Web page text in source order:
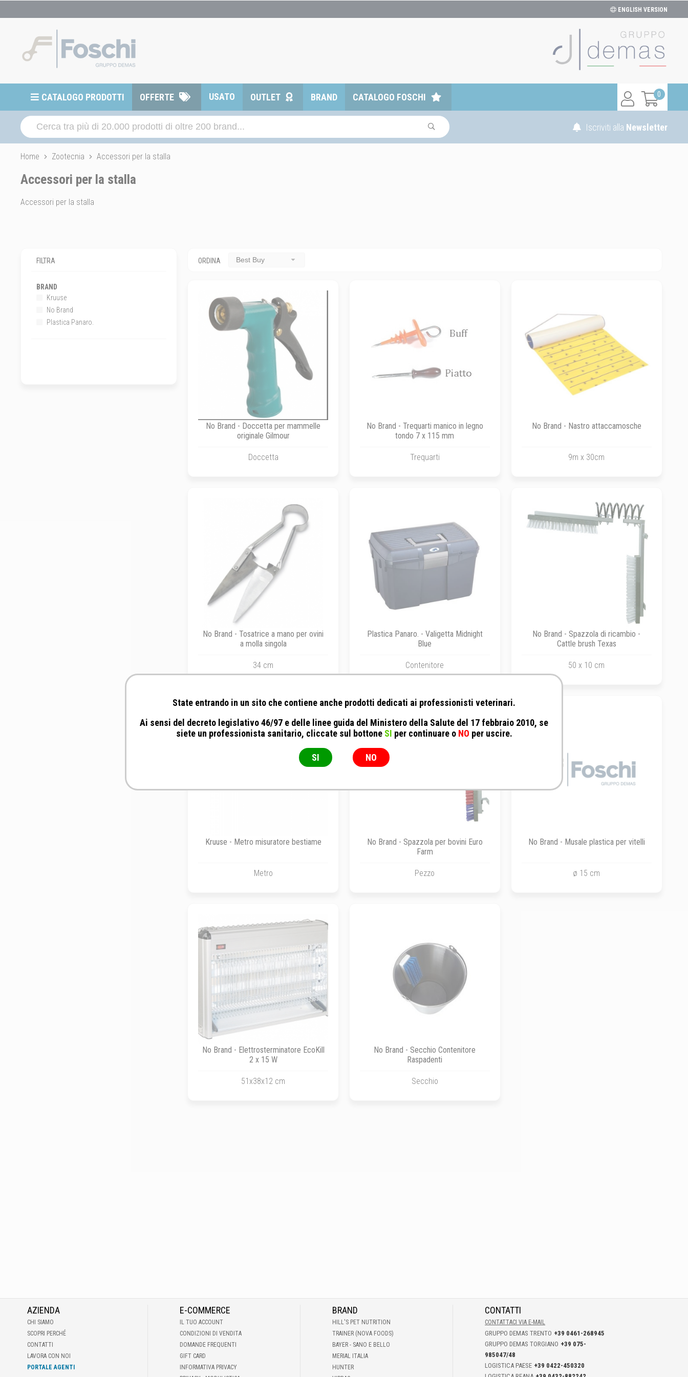
ENGLISH VERSION
0
CATALOGO PRODOTTI OFFERTE USATO OUTLET BRAND CATALOGO FOSCHI
Iscriviti alla Newsletter
Home Zootecnia Accessori per la stalla
Accessori per la stalla
Accessori per la stalla
FILTRA
BRAND
Kruuse
No Brand
Plastica Panaro.
ORDINA Best Buy
No Brand - Doccetta per mammelle
originale Gilmour
Doccetta
No Brand - Trequarti manico in legno
tondo 7 x 115 mm
Trequarti
No Brand - Nastro attaccamosche
9m x 30cm
No Brand - Tosatrice a mano per ovini
a molla singola
34 cm
Plastica Panaro. - Valigetta Midnight
Blue
Contenitore
No Brand - Spazzola di ricambio -
Cattle brush Texas
50 x 10 cm
Kruuse - Metro misuratore bestiame
Metro
No Brand - Spazzola per bovini Euro
Farm
Pezzo
No Brand - Musale plastica per vitelli
ø 15 cm
No Brand - Elettrosterminatore EcoKill
2 x 15 W
51x38x12 cm
No Brand - Secchio Contenitore
Raspadenti
Secchio
AZIENDA
CHI SIAMO
SCOPRI PERCHÉ
CONTATTI
LAVORA CON NOI
PORTALE AGENTI
E-COMMERCE
IL TUO ACCOUNT
CONDIZIONI DI VENDITA
DOMANDE FREQUENTI
GIFT CARD
INFORMATIVA PRIVACY
BRAND
HILL'S PET NUTRITION
TRAINER (NOVA FOODS)
BAYER - SANO E BELLO
MERIAL ITALIA
HUNTER
CONTATTI
CONTATTACI VIA E-MAIL
GRUPPO DEMAS TRENTO +39 0461-268945
GRUPPO DEMAS TORGIANO +39 075-
985047/48
LOGISTICA PAESE +39 0422-450320
State entrando in un sito che contiene anche prodotti dedicati ai professionisti veterinari.
Ai sensi del decreto legislativo 46/97 e delle linee guida del Ministero della Salute del 17 febbraio 2010, se
siete un professionista sanitario, cliccate sul bottone SI per continuare o NO per uscire.
SI NO